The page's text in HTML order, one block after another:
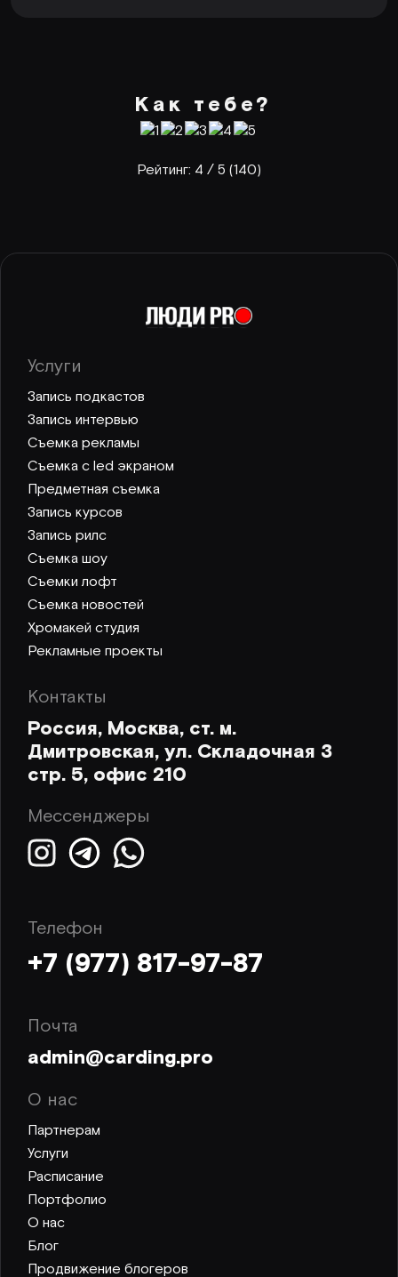
Как тебе?
Рейтинг: 4 / 5 (140)
Услуги
Запись подкастов
Запись интервью
Съемка рекламы
Съемка с led экраном
Предметная съемка
Запись курсов
Запись рилс
Съемка шоу
Съемки лофт
Съемка новостей
Хромакей студия
Рекламные проекты
Контакты
Россия, Москва, ст. м.
Дмитровская, ул. Складочная 3
стр. 5, офис 210
Мессенджеры
Телефон
+7 (977) 817-97-87
Почта
admin@carding.pro
О нас
Партнерам
Услуги
Расписание
Портфолио
О нас
Блог
Продвижение блогеров